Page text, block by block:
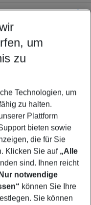
best
um
zu
Technologien, um
zu halten.
Plattform
bieten sowie
die für Sie
Klicken Sie auf „Alle
sind. Ihnen reicht
notwendige
können Sie Ihre
Sie können